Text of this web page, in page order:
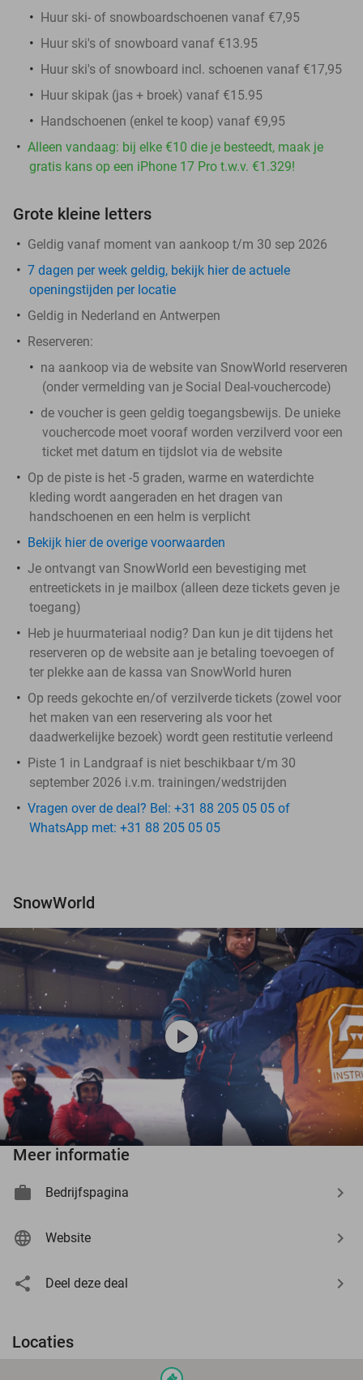
Huur ski- of snowboardschoenen vanaf €7,95
Huur ski's of snowboard vanaf €13.95
Huur ski's of snowboard incl. schoenen vanaf €17,95
Huur skipak (jas + broek) vanaf €15.95
Handschoenen (enkel te koop) vanaf €9,95
Alleen vandaag: bij elke €10 die je besteedt, maak je
gratis kans op een iPhone 17 Pro t.w.v. €1.329!
Grote kleine letters
Geldig vanaf moment van aankoop t/m 30 sep 2026
7 dagen per week geldig, bekijk hier de actuele
openingstijden per locatie
Geldig in Nederland en Antwerpen
Reserveren:
na aankoop via de website van SnowWorld reserveren
(onder vermelding van je Social Deal-vouchercode)
de voucher is geen geldig toegangsbewijs. De unieke
vouchercode moet vooraf worden verzilverd voor een
ticket met datum en tijdslot via de website
Op de piste is het -5 graden, warme en waterdichte
kleding wordt aangeraden en het dragen van
handschoenen en een helm is verplicht
Bekijk hier de overige voorwaarden
Je ontvangt van SnowWorld een bevestiging met
entreetickets in je mailbox (alleen deze tickets geven je
toegang)
Heb je huurmateriaal nodig? Dan kun je dit tijdens het
reserveren op de website aan je betaling toevoegen of
ter plekke aan de kassa van SnowWorld huren
Op reeds gekochte en/of verzilverde tickets (zowel voor
het maken van een reservering als voor het
daadwerkelijke bezoek) wordt geen restitutie verleend
Piste 1 in Landgraaf is niet beschikbaar t/m 30
september 2026 i.v.m. trainingen/wedstrijden
Vragen over de deal? Bel: +31 88 205 05 05 of
WhatsApp met: +31 88 205 05 05
SnowWorld
play_circle
Meer informatie
Bedrijfspagina
Website
Deel deze deal
Locaties